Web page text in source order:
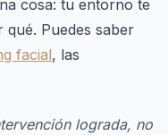
cosa: tu entorno te
Puedes saber
facial, las
lograda, no